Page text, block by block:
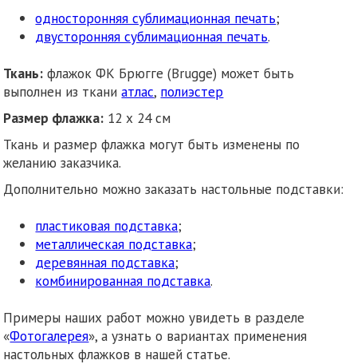
односторонняя сублимационная печать;
двусторонняя сублимационная печать.
Ткань: флажок ФК Брюгге (Brugge) может быть
выполнен из тканиатлас, полиэстер
Размер флажка: 12 х 24 см
Ткань и размер флажка могут быть изменены по
желанию заказчика.
Дополнительно можно заказать настольные подставки:
пластиковая подставка;
металлическая подставка;
деревянная подставка;
комбинированная подставка.
Примеры наших работ можно увидеть в разделе
«Фотогалерея», а узнать о вариантах применения
настольных флажков в нашей статье.